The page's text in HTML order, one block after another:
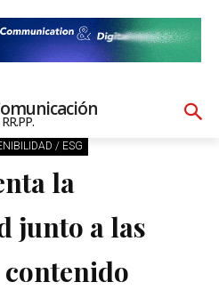
/ ESG
la
junto a las